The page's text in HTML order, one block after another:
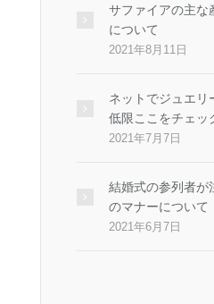
サファイアの主な
について
2021年8月11日
ネットでジュエリ
低限ここをチェッ
2021年7月7日
結婚式の参列者が
のマナーについて
2021年6月7日